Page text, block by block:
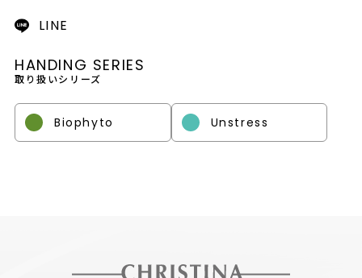
お問い合わせ
プライバシーポリシー
LINE
HANDING SERIES
取り扱いシリーズ
Biophyto Unstress